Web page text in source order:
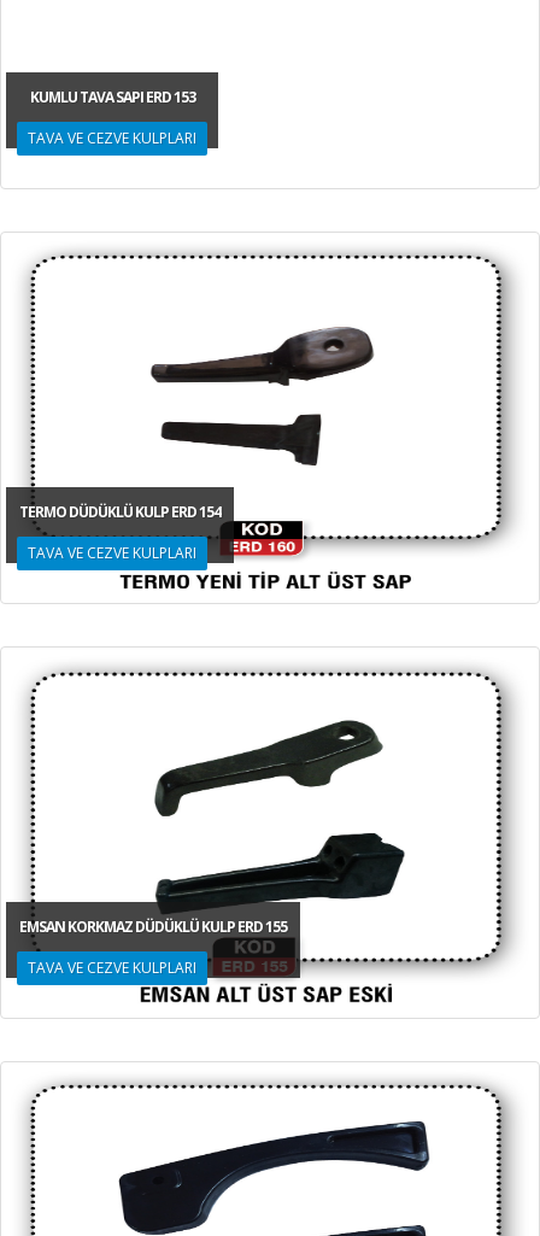
KUMLU TAVA SAPI ERD 153
TAVA VE CEZVE KULPLARI
TERMO DÜDÜKLÜ KULP ERD 154
TAVA VE CEZVE KULPLARI
EMSAN KORKMAZ DÜDÜKLÜ KULP ERD 155
TAVA VE CEZVE KULPLARI